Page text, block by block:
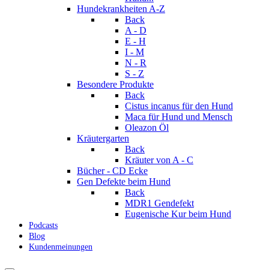
Hundekrankheiten A-Z
Back
A - D
E - H
I - M
N - R
S - Z
Besondere Produkte
Back
Cistus incanus für den Hund
Maca für Hund und Mensch
Oleazon Öl
Kräutergarten
Back
Kräuter von A - C
Bücher - CD Ecke
Gen Defekte beim Hund
Back
MDR1 Gendefekt
Eugenische Kur beim Hund
Podcasts
Blog
Kundenmeinungen